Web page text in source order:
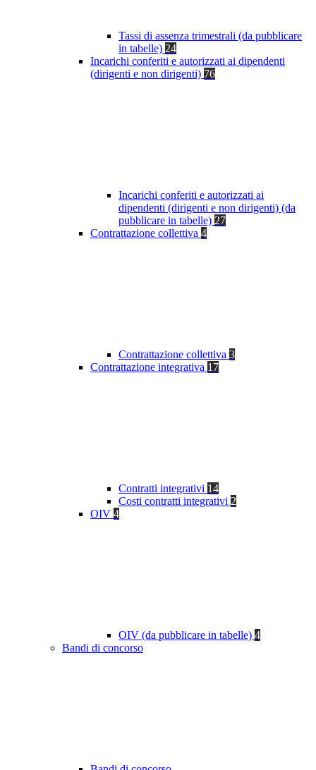
Tassi di assenza trimestrali (da pubblicare
in tabelle) 24
Incarichi conferiti e autorizzati ai dipendenti
(dirigenti e non dirigenti) 76
Incarichi conferiti e autorizzati ai
dipendenti (dirigenti e non dirigenti) (da
pubblicare in tabelle) 27
Contrattazione collettiva 4
Contrattazione collettiva 3
Contrattazione integrativa 17
Contratti integrativi 14
Costi contratti integrativi 2
OIV 4
OIV (da pubblicare in tabelle) 4
Bandi di concorso